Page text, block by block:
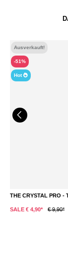
Ausverkauft!
-51%
Hot
THE CRYSTAL PRO -
SALE € 4,90* € 9,90*